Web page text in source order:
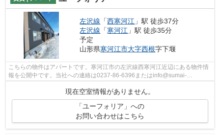
左沢線 「西寒河江 」駅 徒歩37分
左沢線 「寒河江 」駅 徒歩35分
予定
山形県寒河江市大字西根字下堰
こちらの物件はアパートです。寒河江市の左沢線西寒河江近辺にある物件情
報を公開中です。当社への連絡は0237-86-6396またはinfo@sumai-
room.comよりお願いします。
現在空室情報がありません。
「ユーフォリア」への
お問い合わせはこちら